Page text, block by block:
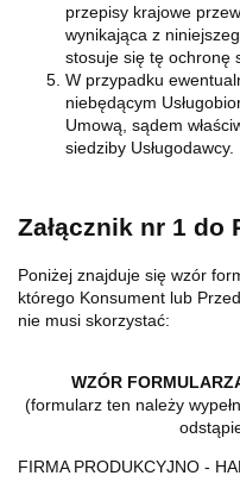
przepisy krajowe
wynikająca z
stosuje się tę ochronę
W przypadku
niebędącym
Umową, sądem
siedziby Usługodawcy.
Załącznik nr 1 do
Poniżej znajduje się wzór
którego Konsument lub
nie musi skorzystać:
WZÓR
(formularz ten należy
FIRMA PRODUKCYJNO -